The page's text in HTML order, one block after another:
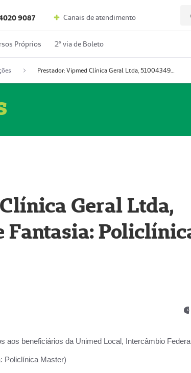
9087 Canais de atendimento
Próprios 2º via de Boleto
Prestador: Vipmed Clínica Geral Ltda, 51004349-0 (Nome Fantasia: Policlínica Master)
Geral Ltda,
Fantasia:
aos beneficiários da Unimed Local, Intercâmbio
Policlínica Master)